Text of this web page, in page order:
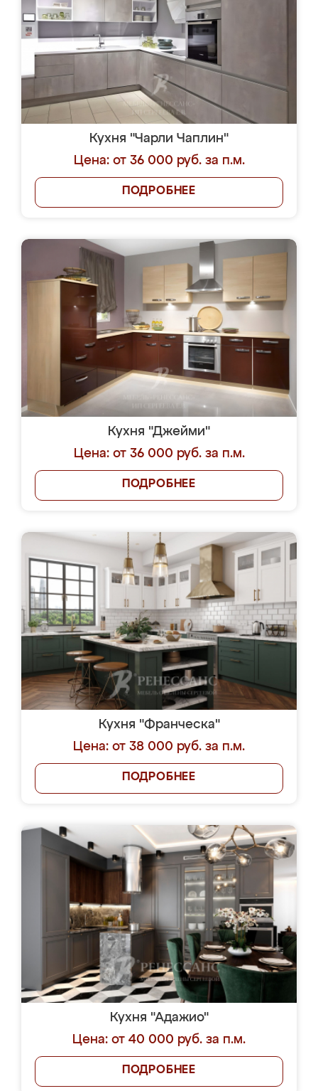
Кухня "Чарли Чаплин"
Цена: от 36 000 руб. за п.м.
ПОДРОБНЕЕ
Кухня "Джейми"
Цена: от 36 000 руб. за п.м.
ПОДРОБНЕЕ
Кухня "Франческа"
Цена: от 38 000 руб. за п.м.
ПОДРОБНЕЕ
Кухня "Адажио"
Цена: от 40 000 руб. за п.м.
ПОДРОБНЕЕ